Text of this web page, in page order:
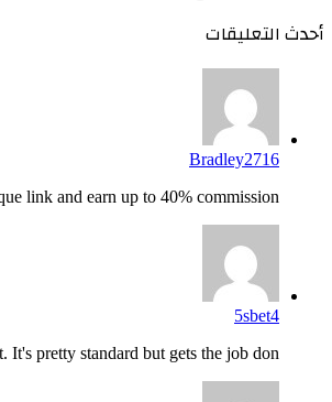
أحدث التعليقات
Bradley2716
link and earn up to 40% commission!...
5sbet4
It's pretty standard but gets the job don...